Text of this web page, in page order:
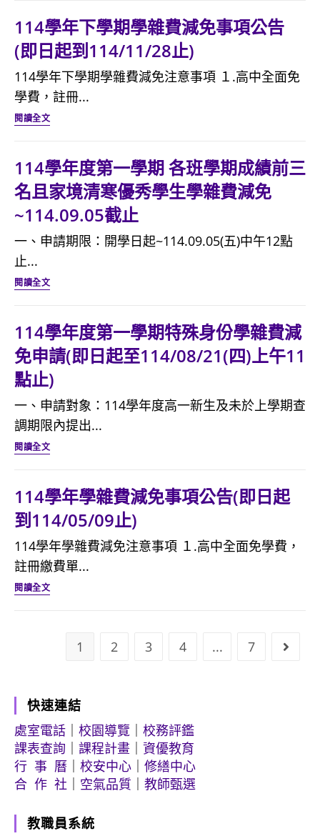
期
成
績
前
三
名
家
境
清
寒
優
學
學
雜
費
減
免
~
延
至
115.03.04
中
午
截
止
年
度
第
二
學
期
班
學
期
成
績
三
名
家
境
清
寒
優
秀
學
學
雜
費
減
免
~115.02.26
114學年下學期學雜費減免事項公告
(即日起到114/11/28止)
114學年下學期學雜費減免注意事項 １.高中全面免
學費，註冊...
閱讀全文114
年
下
學
期
學
費
減
事
項
公
告
(即
日
起
114/11/28
止)
114學年度第一學期 各班學期成績前三
名且家境清寒優秀學生學雜費減免
~114.09.05截止
一、申請期限：開學日起~114.09.05(五)中午12點
止...
閱讀全文114
年
度
第
一
學
期
各
班
期
成
績
前
三
名
寒
優
秀
學
生
雜
114學年度第一學期特殊身份學雜費減
免申請(即日起至114/08/21(四)上午11
點止)
一、申請對象：114學年度高一新生及未於上學期查
調期限內提出...
閱讀全文114
年
度
第
一
學
期
雜
費
減
免
申
(即
114學年學雜費減免事項公告(即日起
到114/05/09止)
114學年學雜費減免注意事項 １.高中全面免學費，
註冊繳費單...
閱讀全文114
減
免
事
項
公
(即
1 2 3 4 ... 7 Go to
快速連結
處室電話
校園導覽
校務評鑑
課表查詢
課程計畫
資優教育
行 事 曆
校安中心
修繕中心
合 作 社
空氣品質 教師甄選
教職員系統